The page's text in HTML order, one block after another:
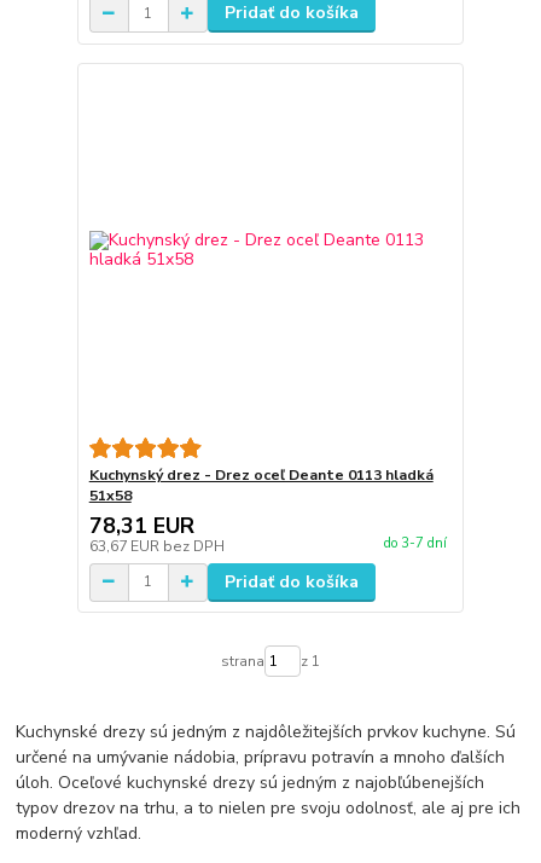
Pridať do košíka
Kuchynský drez - Drez oceľ Deante 0113 hladká
51x58
78,31 EUR
63,67 EUR bez DPH do 3-7 dní
Pridať do košíka
strana z 1
Kuchynské drezy sú jedným z najdôležitejších prvkov kuchyne. Sú
určené na umývanie nádobia, prípravu potravín a mnoho ďalších
úloh. Oceľové kuchynské drezy sú jedným z najobľúbenejších
typov drezov na trhu, a to nielen pre svoju odolnosť, ale aj pre ich
moderný vzhľad.